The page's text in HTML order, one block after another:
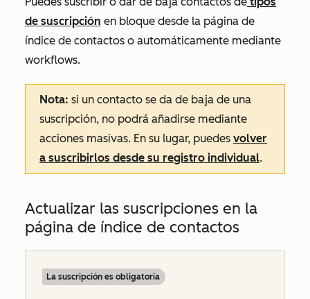
de suscripción en bloque desde la página de
índice de contactos o automáticamente mediante
workflows.
Nota: si un contacto se da de baja de una
suscripción, no podrá añadirse mediante
acciones masivas. En su lugar, puedes volver
a suscribirlos desde su registro individual.
Actualizar las suscripciones en la
página de índice de contactos
La suscripción es obligatoria